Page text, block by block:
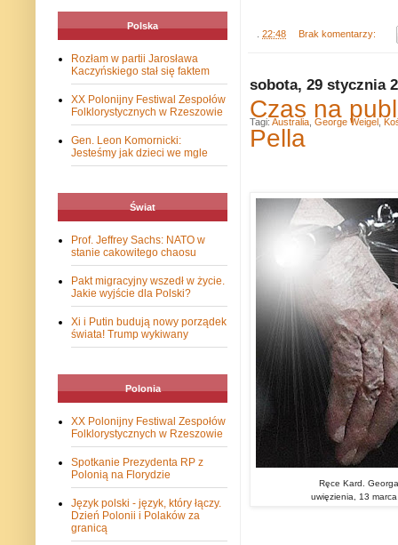
22:48 Brak komentarzy:
sobota, 29 stycznia
Czas na
Pella
Ręce Kard.
uwięzienia, 13
Tagi: Australia George Weigel
Polska
Rozłam w partii Jarosława
Kaczyńskiego stał się faktem
XX Polonijny Festiwal Zespołów
Folklorystycznych w Rzeszowie
Gen. Leon Komornicki:
Jesteśmy jak dzieci we mgle
Świat
Prof. Jeffrey Sachs: NATO w
stanie cakowitego chaosu
Pakt migracyjny wszedł w życie.
Jakie wyjście dla Polski?
Xi i Putin budują nowy porządek
świata! Trump wykiwany
Polonia
XX Polonijny Festiwal Zespołów
Folklorystycznych w Rzeszowie
Spotkanie Prezydenta RP z
Polonią na Florydzie
Język polski - język, który łączy.
Dzień Polonii i Polaków za
granicą